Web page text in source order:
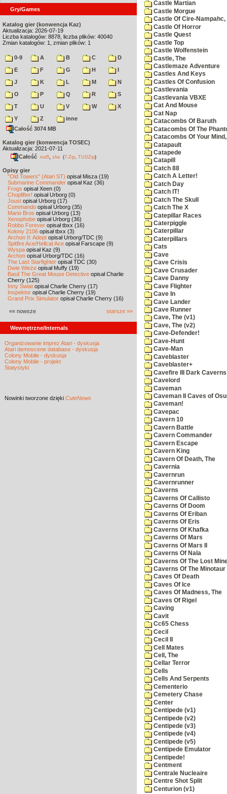
Gry/Games
Katalog gier (konwencja Kaz)
Aktualizacja: 2026-07-19
Liczba katalogów: 8878, liczba plików: 40040
Zmian katalogów: 1, zmian plików: 1
0-9 A B C
D
E
F G H
I
J
K L M
N
O
P Q R
S
T
U V W
X
Y
Z
inne
Całość 3074 MB
Katalog gier (konwencja TOSEC)
Aktualizacja: 2021-07-11
Całość md5 sha (7-Zip TUGZip)
Opisy gier
"Old Towers" (Atari ST) opisał Misza (19)
Submarine Commander opisał Kaz (36)
Frogs opisał Xeen (0)
Choplifter! opisał Urborg (0)
Joust opisał Urborg (17)
Commando opisał Urborg (35)
Mario Bros opisał Urborg (13)
Xenophobe opisał Urborg (36)
Robbo Forever opisał tbxx (16)
Kolony 2106 opisał tbxx (3)
Archon II: Adept opisał Urborg/TDC (9)
Spitfire Ace/Hellcat Ace opisał Farscape (9)
Wyspa opisał Kaz (9)
Archon opisał Urborg/TDC (16)
The Last Starfighter opisał TDC (30)
Dwie Wieże opisał Muffy (19)
Basil The Great Mouse Detective opisał Charlie
Cherry (125)
Inny Świat opisał Charlie Cherry (17)
Inspektor opisał Charlie Cherry (19)
Grand Prix Simulator opisał Charlie Cherry (16)
«« nowsze starsze »»
Wewnętrzne/Internals
Organizowanie imprez Atari - dyskusja
Atari demoscene database - dyskusja
Colony Mobile - dyskusja
Colony Mobile - projekt
Statystyki
Nowinki tworzone dzięki CuteNews
Castle Martian
Castle Morgue
Castle Of Cire-Nampahc,
Castle Of Horror
Castle Quest
Castle Top
Castle Wolfenstein
Castle, The
Castlemaze Adventure
Castles And Keys
Castles Of Confusion
Castlevania
Castlevania VBXE
Cat And Mouse
Cat Nap
Catacombs Of Baruth
Catacombs Of The
Catacombs Of Your
Catapault
Catapede
Catapill
Catch 88
Catch A Letter!
Catch Day
Catch IT!
Catch The Skull
Catch The X
Catepillar Races
Caterpiggle
Caterpillar
Caterpillars
Cats
Cave
Cave Crisis
Cave Crusader
Cave Danny
Cave Flighter
Cave In
Cave Lander
Cave Runner
Cave, The (v1)
Cave, The (v2)
Cave-Defender!
Cave-Hunt
Cave-Man
Caveblaster
Caveblaster+
Cavefire III Dark Caverns
Cavelord
Caveman
Caveman II Caves of
Caveman!
Cavepac
Cavern 10
Cavern Battle
Cavern Commander
Cavern Escape
Cavern King
Cavern Of Death, The
Cavernia
Cavernrun
Cavernrunner
Caverns
Caverns Of Callisto
Caverns Of Doom
Caverns Of Eriban
Caverns Of Eris
Caverns Of Khafka
Caverns Of Mars
Caverns Of Mars II
Caverns Of Nala
Caverns Of The Lost
Caverns Of The Minotaur
Caves Of Death
Caves Of Ice
Caves Of Madness, The
Caves Of Rigel
Caving
Cavit
Cc65 Chess
Cecil
Cecil II
Cell Mates
Cell, The
Cellar Terror
Cells
Cells And Serpents
Cementerio
Cemetery Chase
Center
Centipede (v1)
Centipede (v2)
Centipede (v3)
Centipede (v4)
Centipede (v5)
Centipede Emulator
Centipede!
Centment
Centrale Nucleaire
Centre Shot Split
Centurion (v1)